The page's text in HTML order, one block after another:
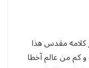
كلامه مقدس هذا
كم من عالم آخطا